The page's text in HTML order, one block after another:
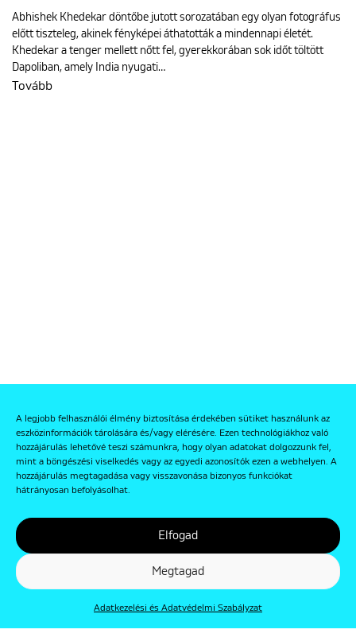
A legjobb felhasználói élmény biztosítása érdekében sütiket használunk az
eszközinformációk tárolására és/vagy elérésére. Ezen technológiákhoz való
hozzájárulás lehetővé teszi számunkra, hogy olyan adatokat dolgozzunk fel,
mint a böngészési viselkedés vagy az egyedi azonosítók ezen a webhelyen. A
hozzájárulás megtagadása vagy visszavonása bizonyos funkciókat
hátrányosan befolyásolhat.
Elfogad
Megtagad
Adatkezelési és Adatvédelmi Szabályzat
Abhishek Khedekar döntőbe jutott sorozatában egy olyan fotográfus
előtt tiszteleg, akinek fényképei áthatották a mindennapi életét.
Khedekar a tenger mellett nőtt fel, gyerekkorában sok időt töltött
Dapoliban, amely India nyugati…
Tovább